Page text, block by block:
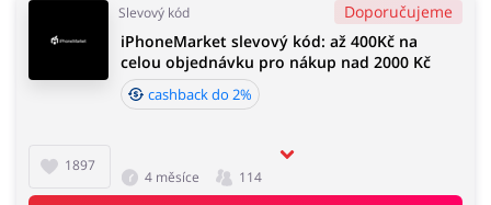
Slevový kód Doporučujeme
1897
iPhoneMarket slevový kód: až 400Kč na
celou objednávku pro nákup nad 2000 Kč
cashback do 2%
4 měsíce 114